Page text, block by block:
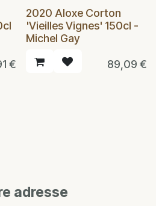
€
2020 Aloxe Corton
'Vieilles Vignes' 150cl -
Michel Gay
89,09 €
adresse